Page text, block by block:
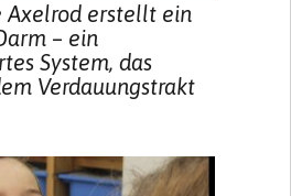
Axelrod erstellt ein
– ein
System, das
Verdauungstrakt